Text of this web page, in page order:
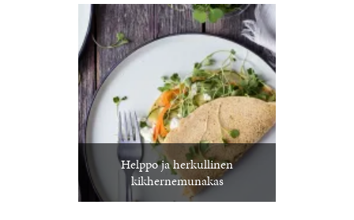
Helppo ja herkullinen
kikhernemunakas